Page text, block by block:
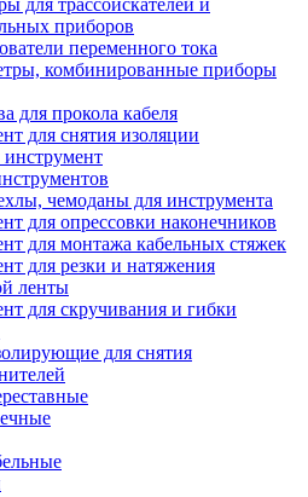
для трассоискателей и
приборов
переменного тока
комбинированные приборы
для прокола кабеля
для снятия изоляции
чемоданы для инструмента
для опрессовки наконечников
для монтажа кабельных стяжек
для резки и натяжения
ленты
для скручивания и гибки
для снятия